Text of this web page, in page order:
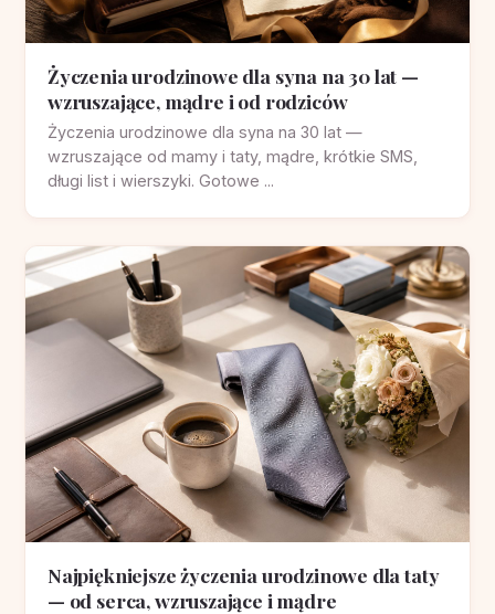
Życzenia urodzinowe dla syna na 30 lat —
wzruszające, mądre i od rodziców
Życzenia urodzinowe dla syna na 30 lat —
wzruszające od mamy i taty, mądre, krótkie SMS,
długi list i wierszyki. Gotowe ...
Najpiękniejsze życzenia urodzinowe dla taty
— od serca, wzruszające i mądre